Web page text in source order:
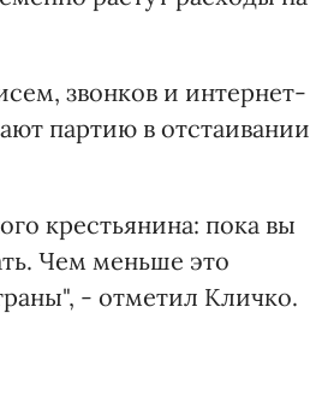
звонков и интернет-
партию в отстаивании
крестьянина: пока вы
Чем меньше это
- отметил Кличко.